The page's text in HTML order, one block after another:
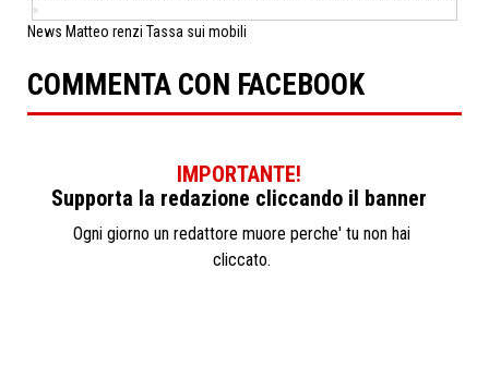
»
News Matteo renzi Tassa sui mobili
COMMENTA CON FACEBOOK
IMPORTANTE!
Supporta la redazione cliccando il banner
Ogni giorno un redattore muore perche' tu non hai
cliccato.